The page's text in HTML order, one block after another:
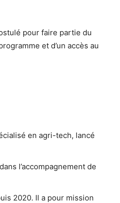
pour faire partie du
et d’un accès au
en agri-tech, lancé
l’accompagnement de
2020. Il a pour mission